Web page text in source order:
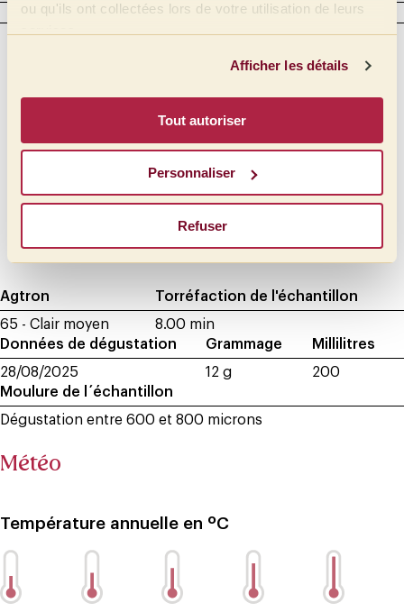
ou qu'ils ont collectées lors de votre utilisation de leurs
Afficher les détails
Tout autoriser
Personnaliser
Refuser
CORPS
Moyen plein
Crémeux
Beurré
Huileux
Soyeux
Agtron
65 - Clair moyen
Torréfaction de l'échantillon
8.00 min
Données de dégustation
28/08/2025
Grammage
12 g
Millilitres
200
Moulure de l´échantillon
Dégustation entre 600 et 800 microns
Météo
Température annuelle en ºC